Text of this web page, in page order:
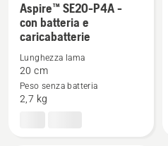
Vedi
maggiori
su
Aspire™
SE20-
Aspire™ SE20-P4A -
con batteria e
caricabatterie
Lunghezza lama
20 cm
Peso senza batteria
2,7 kg